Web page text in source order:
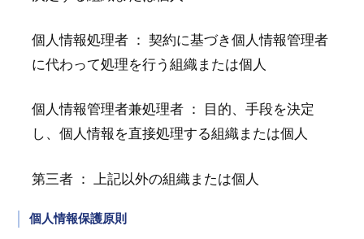
個人情報処理者 ： 契約に基づき個人情報管理者
に代わって処理を行う組織または個人
個人情報管理者兼処理者 ： 目的、手段を決定
し、個人情報を直接処理する組織または個人
第三者 ： 上記以外の組織または個人
個人情報保護原則